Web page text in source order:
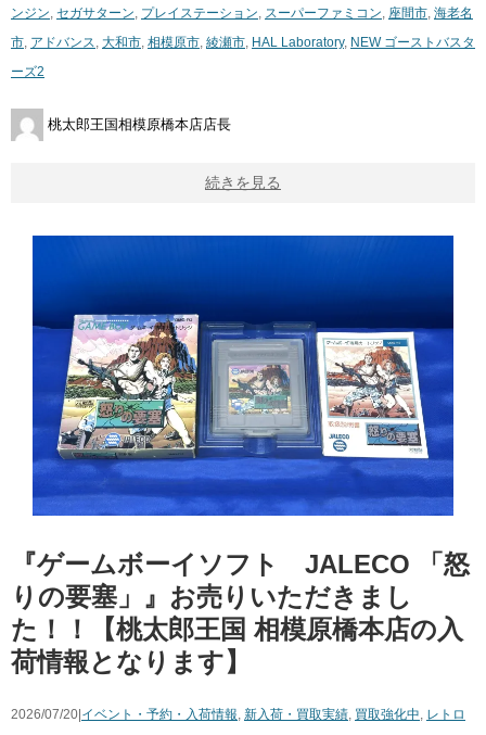
ンジン セガサターン プレイステーション スーパーファミコン 座間市 海老名
市 アドバンス 大和市 相模原市 綾瀬市 HAL ​Laboratory, NEW ​ゴーストバスタ
ーズ2
桃太郎王国相模原橋本店店長
続きを見る
『ゲームボーイソフト JALECO 「怒
りの要塞」』お売りいただきまし
た！！【桃太郎王国 相模原橋本店の入
荷情報となります】
2026/07/20| イベント・予約・入荷情報, 新入荷・買取実績, 買取強化中, レトロ